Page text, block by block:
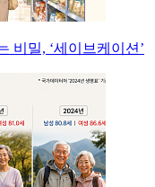
비밀, ‘세이브케이션’